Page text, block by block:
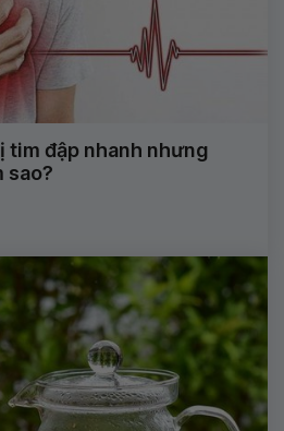
tim đập nhanh nhưng
sao?